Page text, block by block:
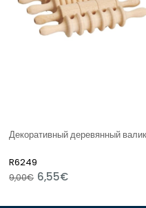
Декоративный деревянный валик
R6249
6,55€
9,00€